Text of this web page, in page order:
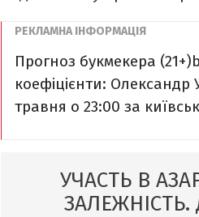
Прогноз букмекера (21+)
коефіцієнти: Олександр
травня o 23:00 за
УЧАСТЬ В